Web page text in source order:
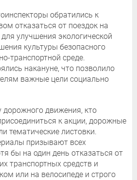
обратились к
отказаться от поездок на
улучшения экологической
культуры безопасного
транспортной среде.
накануне, что позволило
важные цели социально
дорожного движения, кто
к акции, дорожные
тематические листовки.
призывают всех
бы на один день отказаться от
транспортных средств и
или на велосипеде и строго